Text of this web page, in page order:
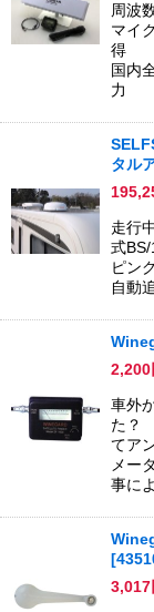
周
マイ
得
国内
力
タル
走行
式
ピン
自動
2,200
車外
た？
てア
メー
事に
[
3,017